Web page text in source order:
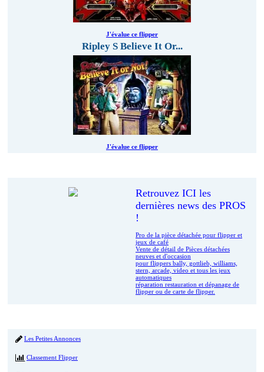
J'évalue ce flipper
Ripley S Believe It Or...
J'évalue ce flipper
Retrouvez ICI les
dernières news des PROS
!
Pro de la pièce détachée pour flipper et
jeux de café
Vente de détail de Pièces détachées
neuves et d'occasion
pour flippers bally, gottlieb, williams,
stern, arcade, video et tous les jeux
automatiques
réparation restauration et dépanage de
flipper ou de carte de flipper.
Les Petites Annonces
Classement Flipper